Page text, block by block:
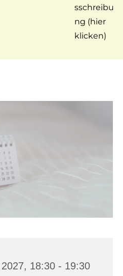
sschreibu
ng (hier
klicken)
18:30 - 19:30